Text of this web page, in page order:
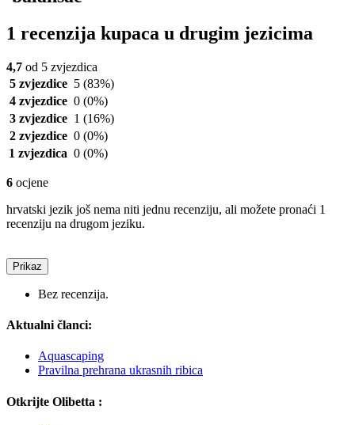
1 recenzija kupaca u drugim jezicima
4,7 od 5 zvjezdica
5 zvjezdice 5 (83%)
4 zvjezdice 0 (0%)
3 zvjezdice 1 (16%)
2 zvjezdice 0 (0%)
1 zvjezdica 0 (0%)
6 ocjene
hrvatski jezik još nema niti jednu recenziju, ali možete pronaći 1
recenziju na drugom jeziku.
Prikaz
Bez recenzija.
Aktualni članci:
Aquascaping
Pravilna prehrana ukrasnih ribica
Otkrijte Olibetta :